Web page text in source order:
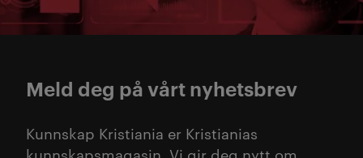
Meld deg på vårt nyhetsbrev
Kunnskap Kristiania er Kristianias
kunnskapsmagasin. Vi gir deg nytt om